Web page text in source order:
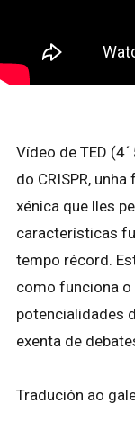
Vídeo de TED
do CRISPR,
xénica que lles
características
tempo récord.
como funciona o
potencialidades
exenta de
Tradución ao